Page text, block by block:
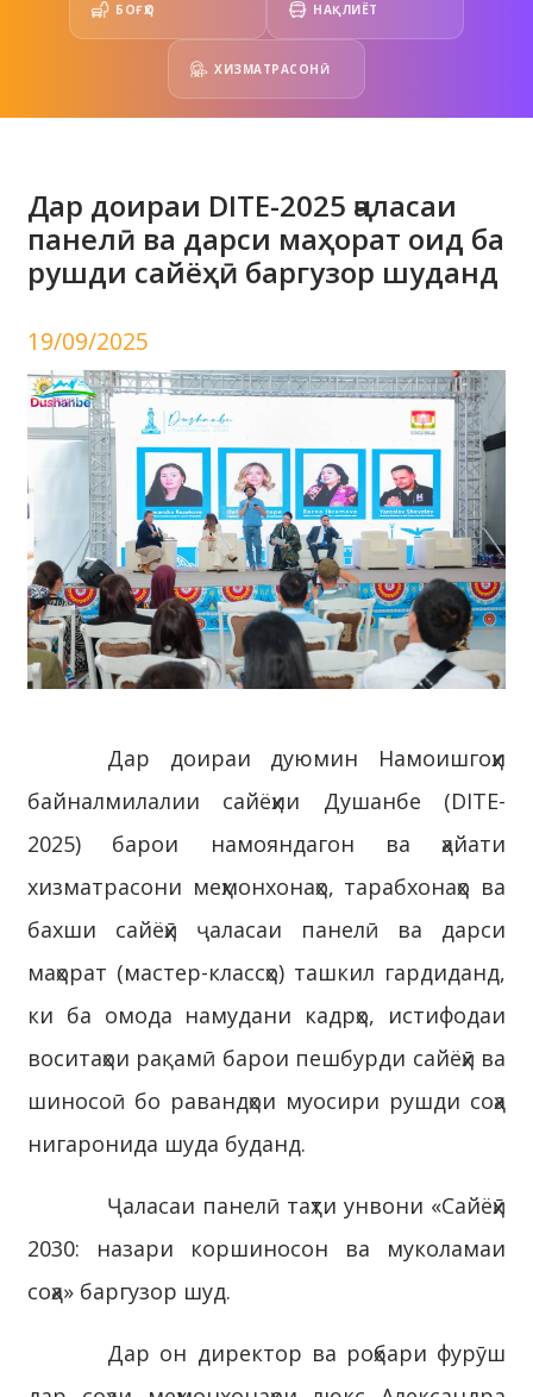
БОҒҲО НАҚЛИЁТ
ХИЗМАТРАСОНӢ
Дар доираи DITE-2025 ҷаласаи
панелӣ ва дарси маҳорат оид ба
рушди сайёҳӣ баргузор шуданд
19/09/2025
Дар доираи дуюмин Намоишгоҳи
байналмилалии сайёҳии Душанбе (DITE-
2025) барои намояндагон ва ҳайати
хизматрасони меҳмонхонаҳо, тарабхонаҳо ва
бахши сайёҳӣ ҷаласаи панелӣ ва дарси
маҳорат (мастер-классҳо) ташкил гардиданд,
ки ба омода намудани кадрҳо, истифодаи
воситаҳои рақамӣ барои пешбурди сайёҳӣ ва
шиносоӣ бо равандҳои муосири рушди соҳа
нигаронида шуда буданд.
Ҷаласаи панелӣ таҳти унвони «Сайёҳӣ
2030: назари коршиносон ва муколамаи
соҳа» баргузор шуд.
Дар он директор ва роҳбари фурӯш